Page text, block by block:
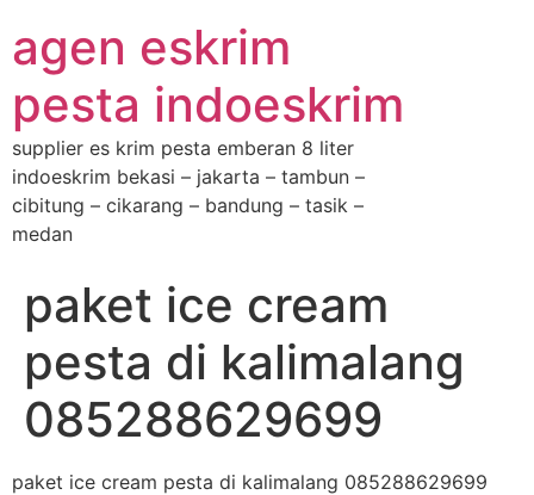
agen eskrim
pesta indoeskrim
supplier es krim pesta emberan 8 liter
indoeskrim bekasi – jakarta – tambun –
cibitung – cikarang – bandung – tasik –
medan
paket ice cream
pesta di kalimalang
085288629699
paket ice cream pesta di kalimalang 085288629699